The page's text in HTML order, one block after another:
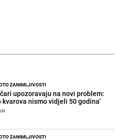
ZANIMLJIVOSTI
upozoravaju na novi problem:
kvarova nismo vidjeli 50 godina'
ZANIMLJIVOSTI